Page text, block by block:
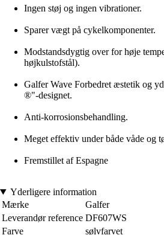
Ingen støj og ingen vibrationer.
Sparer vægt på cykelkomponenter.
Modstandsdygtig over for høje
højkulstofstål).
Galfer Wave Forbedret æstetik og
®"-designet.
Anti-korrosionsbehandling.
Meget effektiv under både våde og
Fremstillet af Espagne
Yderligere information
Mærke
Galfer
Leverandør reference DF607WS
Farve
sølvfarvet